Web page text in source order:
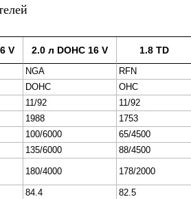
V 2.0 л DOHC 16 V 1.8 TD
NGA
RFN
DOHC
ОНС
11/92
11/92
1988
1753
100/6000
65/4500
135/6000
88/4500
180/4000 178/2000
84.4
82.5